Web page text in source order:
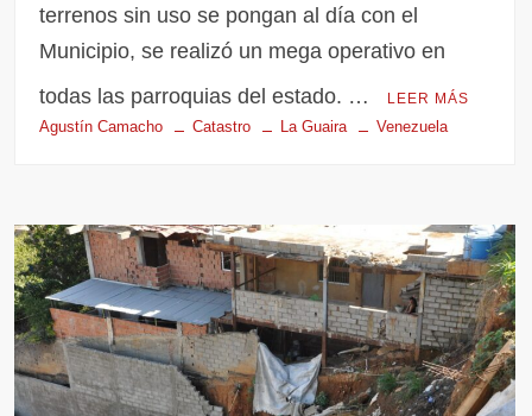
terrenos sin uso se pongan al día con el
Municipio, se realizó un mega operativo en
todas las parroquias del estado. …
LEER MÁS
Agustín Camacho Catastro La Guaira Venezuela